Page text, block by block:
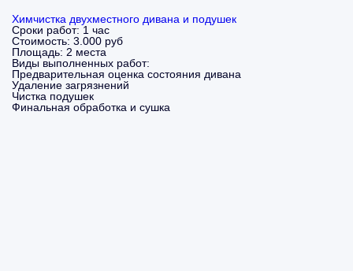
Химчистка двухместного дивана и подушек
Сроки работ: 1 час
Стоимость: 3.000 руб
Площадь: 2 места
Виды выполненных работ:
Предварительная оценка состояния дивана
Удаление загрязнений
Чистка подушек
Финальная обработка и сушка